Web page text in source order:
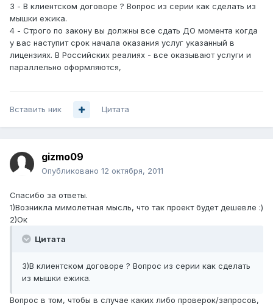
3 - В клиентском договоре ? Вопрос из серии как сделать из
мышки ежика.
4 - Строго по закону вы должны все сдать ДО момента когда
у вас наступит срок начала оказания услуг указанный в
лицензиях. В Российских реалиях - все оказывают услуги и
параллельно оформляются,
Вставить ник Цитата
gizmo09
Опубликовано 12 октября, 2011
Спасибо за ответы.
1)Возникла мимолетная мысль, что так проект будет дешевле :)
2)Ок
Цитата
3)В клиентском договоре ? Вопрос из серии как сделать
из мышки ежика.
Вопрос в том, чтобы в случае каких либо проверок/запросов,